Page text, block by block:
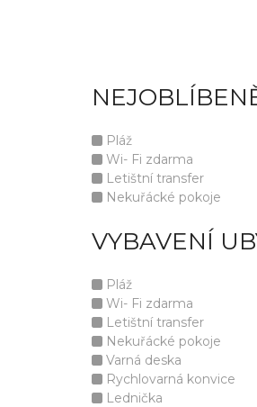
Pláž
Wi- Fi zdarma
Letištní transfer
Nekuřácké pokoje
VYBAVENÍ
Pláž
Wi- Fi zdarma
Letištní transfer
Nekuřácké pokoje
Varná deska
Rychlovarná konvice
Lednička